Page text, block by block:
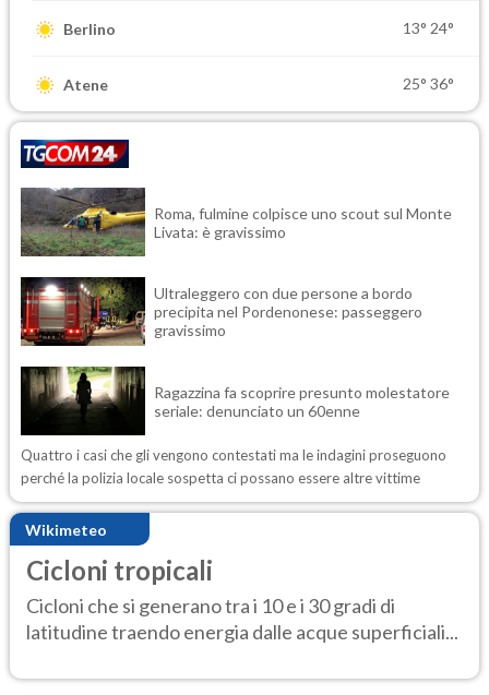
Berlino 13° 24°
Atene 25° 36°
Roma, fulmine colpisce uno scout sul Monte
Livata: è gravissimo
Ultraleggero con due persone a bordo
precipita nel Pordenonese: passeggero
gravissimo
Ragazzina fa scoprire presunto molestatore
seriale: denunciato un 60enne
Quattro i casi che gli vengono contestati ma le indagini proseguono
perché la polizia locale sospetta ci possano essere altre vittime
Wikimeteo
Cicloni tropicali
Cicloni che si generano tra i 10 e i 30 gradi di
latitudine traendo energia dalle acque superficiali...